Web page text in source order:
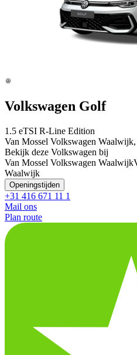
Volkswagen Golf
1.5 eTSI R-Line Edition
Van Mossel Volkswagen
Bekijk deze Volkswagen bij
Van Mossel Volkswagen Waalwijk
Waalwijk
Openingstijden
+31 416 671 11 1
Mail ons
Plan route